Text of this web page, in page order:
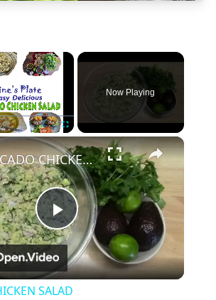
×
Now Playing
×
Play
Video
AVOCADO CHICKEN SALAD
SALAD